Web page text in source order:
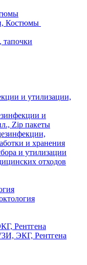
Костюмы
тапочки
и утилизации,
и
Zip пакеты
и хранения
и утилизации
отходов
Рентгена
ЭКГ, Рентгена